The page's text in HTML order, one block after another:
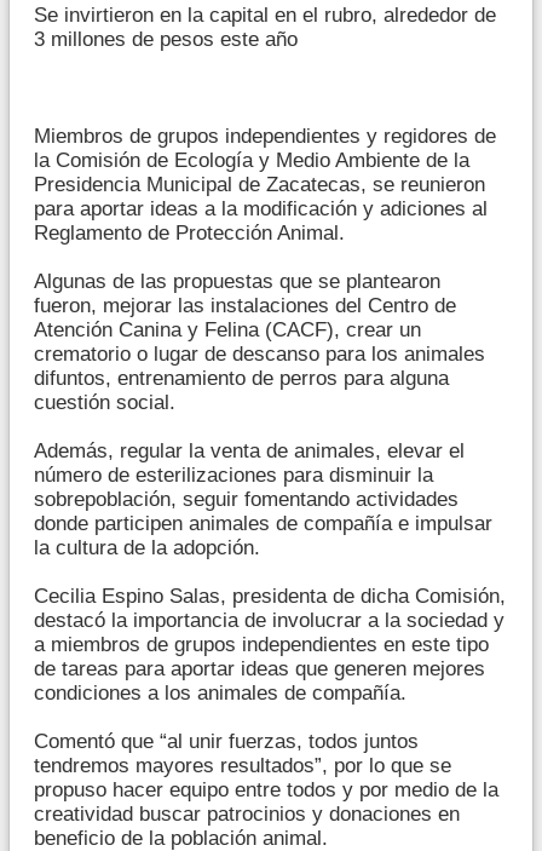
Se invirtieron en la capital en el rubro, alrededor de
3 millones de pesos este año
Miembros de grupos independientes y regidores de
la Comisión de Ecología y Medio Ambiente de la
Presidencia Municipal de Zacatecas, se reunieron
para aportar ideas a la modificación y adiciones al
Reglamento de Protección Animal.
Algunas de las propuestas que se plantearon
fueron, mejorar las instalaciones del Centro de
Atención Canina y Felina (CACF), crear un
crematorio o lugar de descanso para los animales
difuntos, entrenamiento de perros para alguna
cuestión social.
Además, regular la venta de animales, elevar el
número de esterilizaciones para disminuir la
sobrepoblación, seguir fomentando actividades
donde participen animales de compañía e impulsar
la cultura de la adopción.
Cecilia Espino Salas, presidenta de dicha Comisión,
destacó la importancia de involucrar a la sociedad y
a miembros de grupos independientes en este tipo
de tareas para aportar ideas que generen mejores
condiciones a los animales de compañía.
Comentó que “al unir fuerzas, todos juntos
tendremos mayores resultados”, por lo que se
propuso hacer equipo entre todos y por medio de la
creatividad buscar patrocinios y donaciones en
beneficio de la población animal.